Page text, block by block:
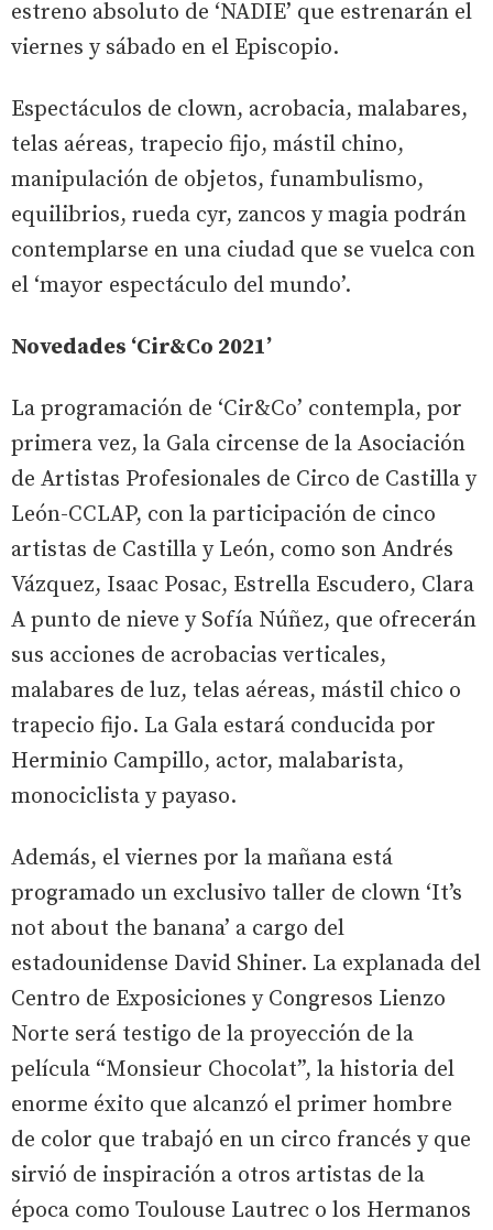
estreno absoluto de ‘NADIE’ que estrenarán el
viernes y sábado en el Episcopio.
Espectáculos de clown, acrobacia, malabares,
telas aéreas, trapecio fijo, mástil chino,
manipulación de objetos, funambulismo,
equilibrios, rueda cyr, zancos y magia podrán
contemplarse en una ciudad que se vuelca con
el ‘mayor espectáculo del mundo’.
Novedades ‘Cir&Co 2021’
La programación de ‘Cir&Co’ contempla, por
primera vez, la Gala circense de la Asociación
de Artistas Profesionales de Circo de Castilla y
León-CCLAP, con la participación de cinco
artistas de Castilla y León, como son Andrés
Vázquez, Isaac Posac, Estrella Escudero, Clara
A punto de nieve y Sofía Núñez, que ofrecerán
sus acciones de acrobacias verticales,
malabares de luz, telas aéreas, mástil chico o
trapecio fijo. La Gala estará conducida por
Herminio Campillo, actor, malabarista,
monociclista y payaso.
Además, el viernes por la mañana está
programado un exclusivo taller de clown ‘It’s
not about the banana’ a cargo del
estadounidense David Shiner. La explanada del
Centro de Exposiciones y Congresos Lienzo
Norte será testigo de la proyección de la
película “Monsieur Chocolat”, la historia del
enorme éxito que alcanzó el primer hombre
de color que trabajó en un circo francés y que
sirvió de inspiración a otros artistas de la
época como Toulouse Lautrec o los Hermanos